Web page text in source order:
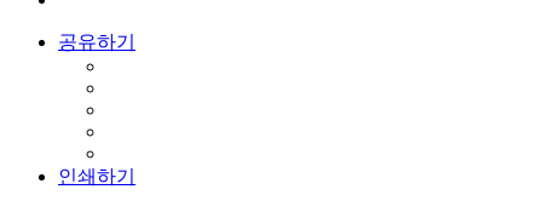
공유하기
인쇄하기